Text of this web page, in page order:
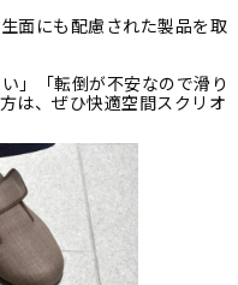
面にも配慮された製品を取
」「転倒が不安なので滑り
は、ぜひ快適空間スクリオ